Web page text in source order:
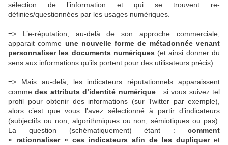
sélection de l’information et qui se trouvent re-
définies/questionnées par les usages numériques.
=> L’e-réputation, au-delà de son approche commerciale,
apparait comme une nouvelle forme de métadonnée venant
personnaliser les documents numériques (et ainsi donner du
sens aux informations qu’ils portent pour des utilisateurs précis).
=> Mais au-delà, les indicateurs réputationnels apparaissent
commedes attributs d’identité numérique: si vous suivez tel
profil pour obtenir des informations (sur Twitter par exemple),
alors c’est que vous l’avez sélectionné à partir d’indicateurs
(subjectifs ou non, algorithmiques ou non, sémiotiques ou pas).
La question (schématiquement) étant : comment
« rationnaliser » ces indicateurs afin de les dupliquer et